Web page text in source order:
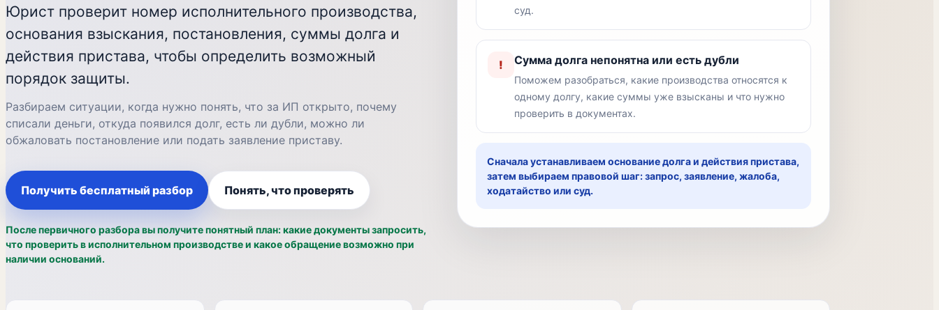
Юрист проверит номер исполнительного производства,
основания взыскания, постановления, суммы долга и
действия пристава, чтобы определить возможный
порядок защиты.
Разбираем ситуации, когда нужно понять, что за ИП открыто, почему
списали деньги, откуда появился долг, есть ли дубли, можно ли
обжаловать постановление или подать заявление приставу.
Получить бесплатный разбор Понять, что проверять
После первичного разбора вы получите понятный план: какие документы запросить,
что проверить в исполнительном производстве и какое обращение возможно при
наличии оснований.
суд.
! Сумма долга непонятна или есть дубли
Поможем разобраться, какие производства относятся к
одному долгу, какие суммы уже взысканы и что нужно
проверить в документах.
Сначала устанавливаем основание долга и действия пристава,
затем выбираем правовой шаг: запрос, заявление, жалоба,
ходатайство или суд.